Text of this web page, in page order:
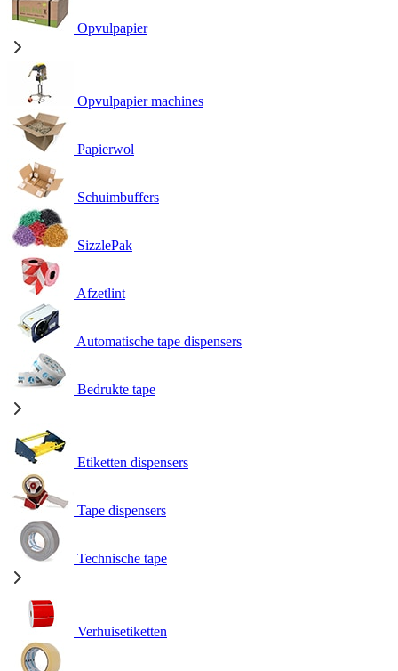
Opvulpapier
Opvulpapier machines
Papierwol
Schuimbuffers
SizzlePak
Afzetlint
Automatische tape dispensers
Bedrukte tape
Etiketten dispensers
Tape dispensers
Technische tape
Verhuisetiketten